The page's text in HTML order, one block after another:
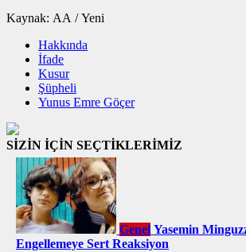
Kaynak: AA / Yeni
Hakkında
İfade
Kusur
Şüpheli
Yunus Emre Göçer
SİZİN İÇİN SEÇTİKLERİMİZ
Genel Yasemin
Engellemeye Sert Reaksiyon